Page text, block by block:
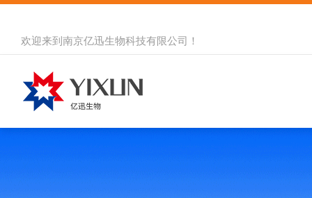
欢迎来到 南京亿迅生物科技有限公司 ！